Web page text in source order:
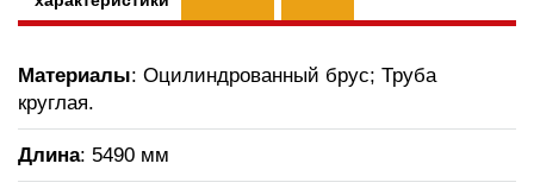
Материалы: Оцилиндрованный брус; Труба
круглая.
Длина: 5490 мм